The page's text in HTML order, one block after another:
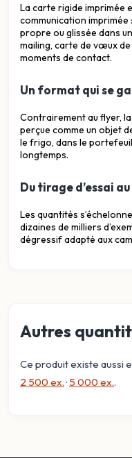
La carte rigide imprimée
communication imprimée
propre ou glissée dans
mailing, carte de vœux
moments de contact.
Un format qui se
Contrairement au flyer,
perçue comme un objet
le frigo, dans le
longtemps.
Du tirage d’essai
Les quantités
dizaines de milliers
dégressif adapté aux
Autres
Ce produit existe aussi
2 500 ex.· 5 000 ex..